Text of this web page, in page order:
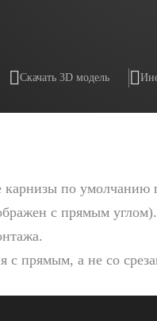
Скачать 3D модель
по умолчанию
с прямым углом).
с прямым, а не со